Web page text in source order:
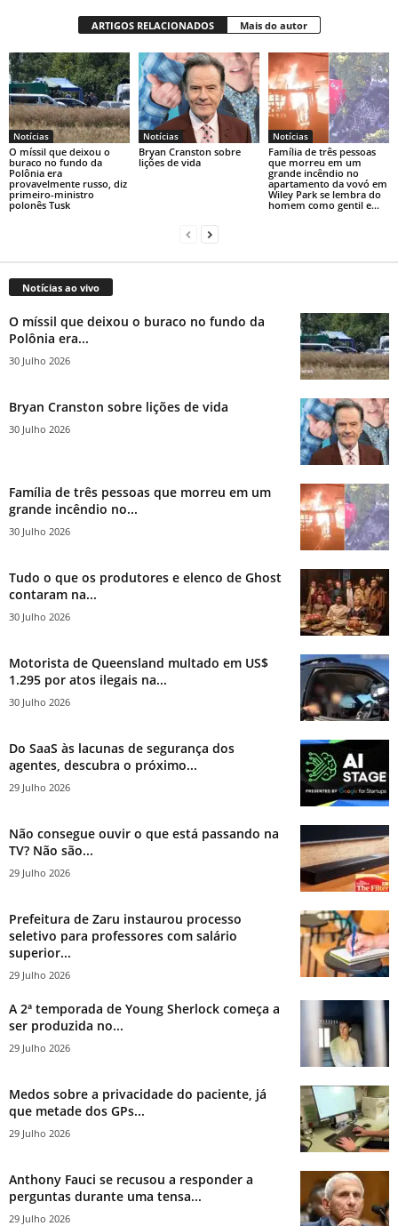
ARTIGOS RELACIONADOS Mais do autor
Notícias
O míssil que deixou o
buraco no fundo da
Polônia era
provavelmente russo, diz
primeiro-ministro
polonês Tusk
Notícias
Bryan Cranston sobre
lições de vida
Notícias
Família de três pessoas
que morreu em um
grande incêndio no
apartamento da vovó em
Wiley Park se lembra do
homem como gentil e...
Notícias ao vivo
O míssil que deixou o buraco no fundo da
Polônia era...
30 Julho 2026
Bryan Cranston sobre lições de vida
30 Julho 2026
Família de três pessoas que morreu em um
grande incêndio no...
30 Julho 2026
Tudo o que os produtores e elenco de Ghost
contaram na...
30 Julho 2026
Motorista de Queensland multado em US$
1.295 por atos ilegais na...
30 Julho 2026
Do SaaS às lacunas de segurança dos
agentes, descubra o próximo...
29 Julho 2026
Não consegue ouvir o que está passando na
TV? Não são...
29 Julho 2026
Prefeitura de Zaru instaurou processo
seletivo para professores com salário
superior...
29 Julho 2026
A 2ª temporada de Young Sherlock começa a
ser produzida no...
29 Julho 2026
Medos sobre a privacidade do paciente, já
que metade dos GPs...
29 Julho 2026
Anthony Fauci se recusou a responder a
perguntas durante uma tensa...
29 Julho 2026